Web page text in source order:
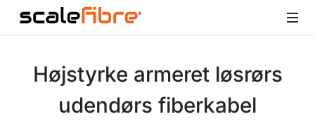
Højstyrke armeret løsrørs
udendørs fiberkabel